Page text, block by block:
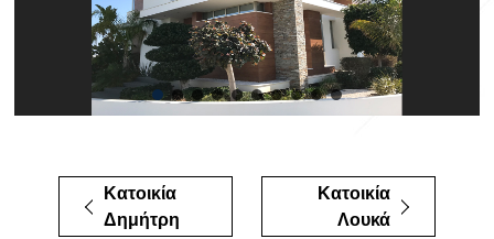
Κατοικία
Δημήτρη
Κατοικία
Λουκά